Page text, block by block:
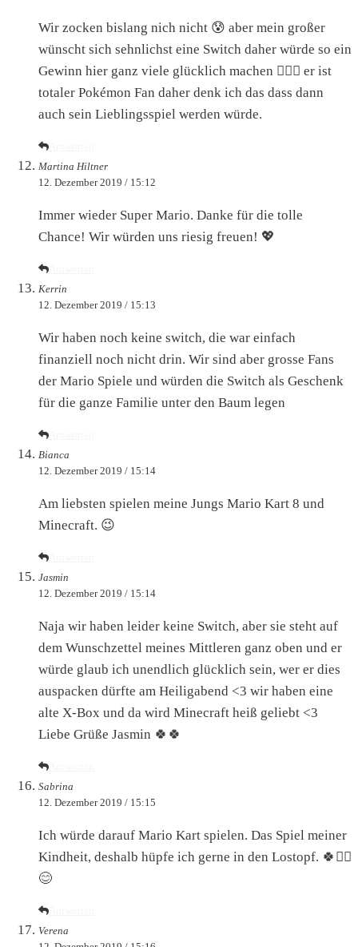
Wir zocken bislang nich nicht 😰 aber mein großer
wünscht sich sehnlichst eine Switch daher würde so ein
Gewinn hier ganz viele glücklich machen ✊🏻😍 er ist
totaler Pokémon Fan daher denk ich das dass dann
auch sein Lieblingsspiel werden würde.
Martina Hiltner
12. Dezember 2019 / 15:12
Immer wieder Super Mario. Danke für die tolle
Chance! Wir würden uns riesig freuen! 💖
Kerrin
12. Dezember 2019 / 15:13
Wir haben noch keine switch, die war einfach
finanziell noch nicht drin. Wir sind aber grosse Fans
der Mario Spiele und würden die Switch als Geschenk
für die ganze Familie unter den Baum legen
Bianca
12. Dezember 2019 / 15:14
Am liebsten spielen meine Jungs Mario Kart 8 und
Minecraft. 😉
Jasmin
12. Dezember 2019 / 15:14
Naja wir haben leider keine Switch, aber sie steht auf
dem Wunschzettel meines Mittleren ganz oben und er
würde glaub ich unendlich glücklich sein, wer er dies
auspacken dürfte am Heiligabend <3 wir haben eine
alte X-Box und da wird Minecraft heiß geliebt <3
Liebe Grüße Jasmin 🍀🍀
Sabrina
12. Dezember 2019 / 15:15
Ich würde darauf Mario Kart spielen. Das Spiel meiner
Kindheit, deshalb hüpfe ich gerne in den Lostopf. 🍀✊🏻
😊
Verena